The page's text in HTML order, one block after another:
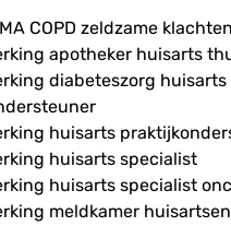
COPD zeldzame klachten
apotheker huisarts
diabeteszorg huisarts
huisarts
huisarts specialist
huisarts specialist
meldkamer